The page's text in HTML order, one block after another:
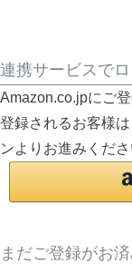
連携サービスで
Amazon.co.jpにご
登録されるお客様
ンよりお進みくださ
まだご登録がお